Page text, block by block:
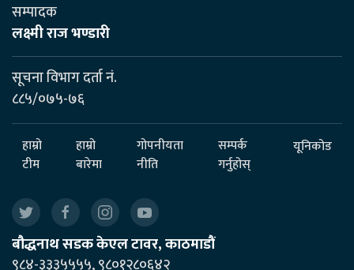
सम्पादक
लक्ष्मी राज भण्डारी
सूचना विभाग दर्ता नं.
८८५/०७५-७६
हाम्रो
टीम
हाम्रो
बारेमा
गोपनीयता
नीति
सम्पर्क
गर्नुहोस्
यूनिकोड
बौद्धनाथ सडक केएल टावर, काठमाडौं